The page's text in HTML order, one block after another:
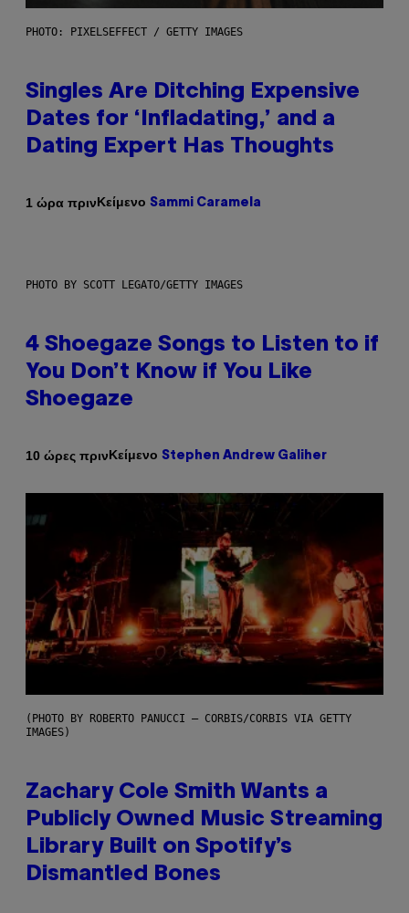
PHOTO: PIXELSEFFECT / GETTY IMAGES
Singles Are Ditching Expensive
Dates for ‘Infladating,’ and a
Dating Expert Has Thoughts
1 ώρα πρινΚείμενο Sammi Caramela
PHOTO BY SCOTT LEGATO/GETTY IMAGES
4 Shoegaze Songs to Listen to if
You Don’t Know if You Like
Shoegaze
10 ώρες πρινΚείμενο Stephen Andrew Galiher
(PHOTO BY ROBERTO PANUCCI – CORBIS/CORBIS VIA GETTY
IMAGES)
Zachary Cole Smith Wants a
Publicly Owned Music Streaming
Library Built on Spotify’s
Dismantled Bones